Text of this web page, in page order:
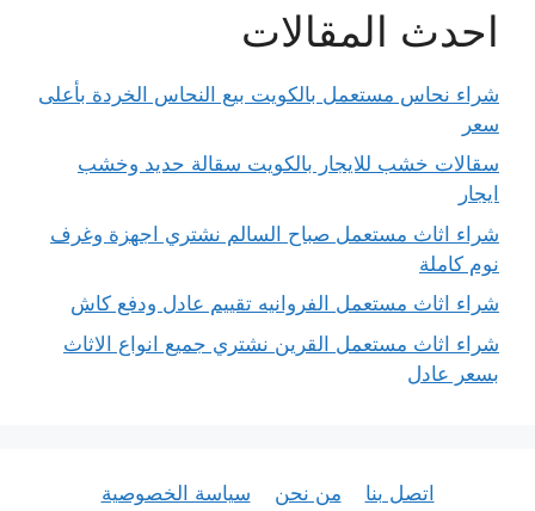
احدث المقالات
شراء نحاس مستعمل بالكويت بيع النحاس الخردة بأعلى
سعر
سقالات خشب للايجار بالكويت سقالة حديد وخشب
ايجار
شراء اثاث مستعمل صباح السالم نشتري اجهزة وغرف
نوم كاملة
شراء اثاث مستعمل الفروانيه تقييم عادل ودفع كاش
شراء اثاث مستعمل القرين نشتري جميع انواع الاثاث
بسعر عادل
اتصل بنا من نحن سياسة الخصوصية